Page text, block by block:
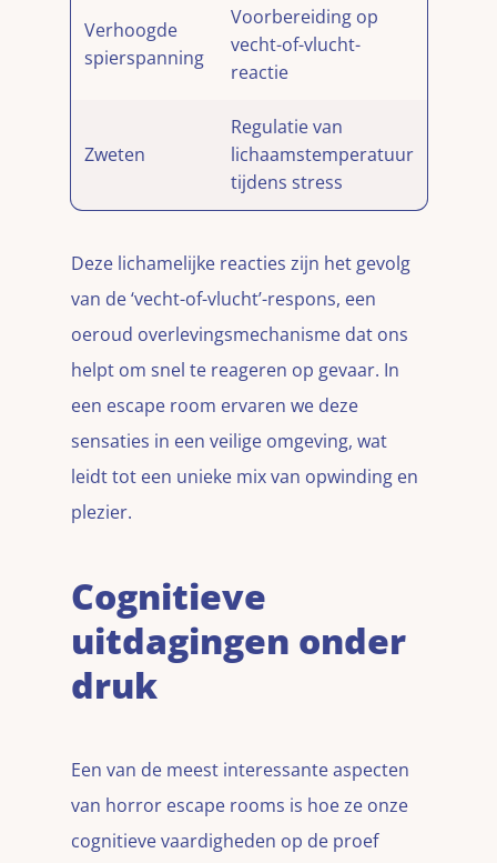
Verhoogde
spierspanning
Voorbereiding op
vecht-of-vlucht-
reactie
Zweten
Regulatie van
lichaamstemperatuur
tijdens stress
Deze lichamelijke reacties zijn het gevolg
van de ‘vecht-of-vlucht’-respons, een
oeroud overlevingsmechanisme dat ons
helpt om snel te reageren op gevaar. In
een escape room ervaren we deze
sensaties in een veilige omgeving, wat
leidt tot een unieke mix van opwinding en
plezier.
Cognitieve
uitdagingen onder
druk
Een van de meest interessante aspecten
van horror escape rooms is hoe ze onze
cognitieve vaardigheden op de proef